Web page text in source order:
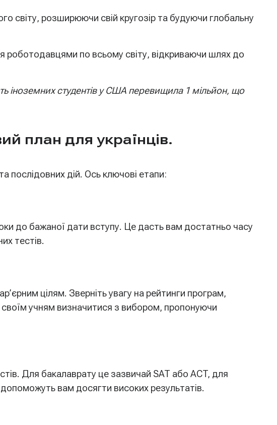
світу, розширюючи свій кругозір та будуючи глобальну
роботодавцями по всьому світу, відкриваючи шлях до
іноземних студентів у США перевищила 1 мільйон, що
план для українців.
послідовних дій. Ось ключові етапи:
до бажаної дати вступу. Це дасть вам достатньо часу
тестів.
цілям. Зверніть увагу на рейтинги програм,
своїм учням визначитися з вибором, пропонуючи
Для бакалаврату це зазвичай SAT або ACT, для
вам досягти високих результатів.